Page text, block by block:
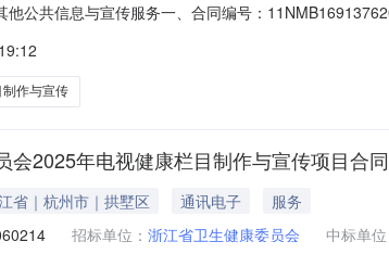
他公共信息与宣传服务一、合同编号：
供应商（乙方）：浙江广播电视集团地址：莫干
制作与宣传
会2025年电视健康栏目制作与宣传项目合同
省｜杭州市｜拱墅区 通讯电子
服务
招标单位： 浙江省卫生健康委员会 中标单位